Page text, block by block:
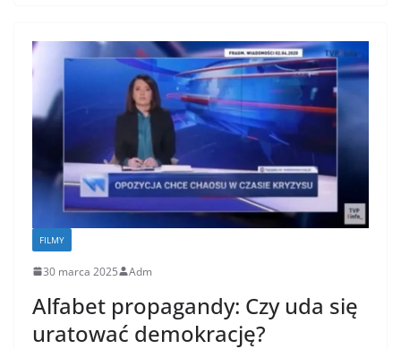
FILMY
30 marca 2025 Adm
Alfabet propagandy: Czy uda się
uratować demokrację?